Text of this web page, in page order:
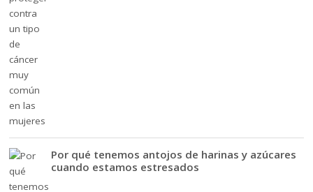
Por qué tenemos antojos de harinas y azúcares
cuando estamos estresados